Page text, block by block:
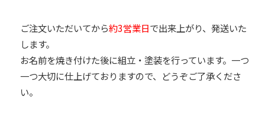
ご注文いただいてから約3営業日で出来上がり、発送いた
します。
お名前を焼き付けた後に組立・塗装を行っています。一つ
一つ大切に仕上げておりますので、どうぞご了承くださ
い。